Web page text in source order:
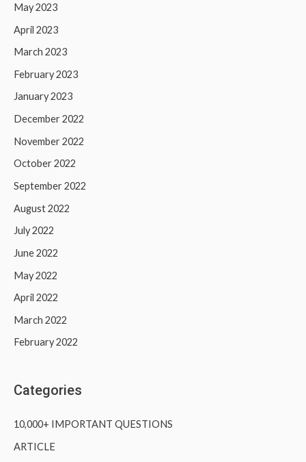
May 2023
April 2023
March 2023
February 2023
January 2023
December 2022
November 2022
October 2022
September 2022
August 2022
July 2022
June 2022
May 2022
April 2022
March 2022
February 2022
Categories
10,000+ IMPORTANT QUESTIONS
ARTICLE